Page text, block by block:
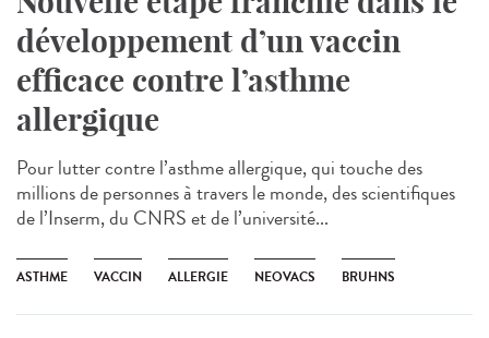
développement d’un vaccin
efficace contre l’asthme
allergique
Pour lutter contre l’asthme allergique, qui touche des
millions de personnes à travers le monde, des scientifiques
de l’Inserm, du CNRS et de l’université...
ASTHME VACCIN ALLERGIE NEOVACS BRUHNS